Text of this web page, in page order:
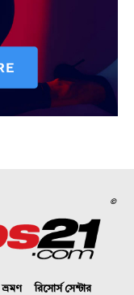
©
ভ্রমণ
রিসোর্স সেন্টার